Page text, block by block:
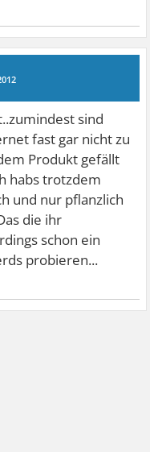
sind
fast gar nicht zu
Produkt gefällt
habs trotzdem
und nur pflanzlich
die ihr
schon ein
probieren...